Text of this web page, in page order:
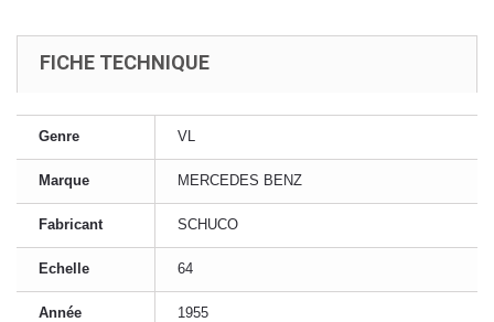
FICHE TECHNIQUE
Genre VL
Marque MERCEDES BENZ
Fabricant SCHUCO
Echelle 64
Année 1955